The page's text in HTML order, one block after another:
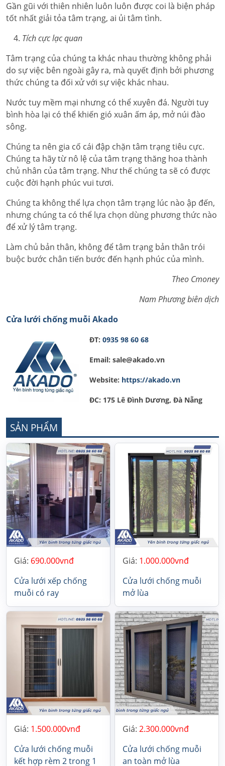
Gần gũi với thiên nhiên luôn luôn được coi là biện pháp
tốt nhất giải tỏa tâm trạng, ai ủi tâm tình.
Tích cực lạc quan
Tâm trạng của chúng ta khác nhau thường không phải
do sự việc bên ngoài gây ra, mà quyết định bởi phương
thức chúng ta đối xử với sự việc khác nhau.
Nước tuy mềm mại nhưng có thể xuyên đá. Người tuy
bình hòa lại có thể khiến gió xuân ấm áp, mở núi đào
sông.
Chúng ta nên gia cố cái đập chặn tâm trạng tiêu cực.
Chúng ta hãy từ nô lệ của tâm trạng thăng hoa thành
chủ nhân của tâm trạng. Như thế chúng ta sẽ có được
cuộc đời hạnh phúc vui tươi.
Chúng ta không thể lựa chọn tâm trạng lúc nào ập đến,
nhưng chúng ta có thể lựa chọn dùng phương thức nào
để xử lý tâm trạng.
Làm chủ bản thân, không để tâm trạng bản thân trói
buộc bước chân tiến bước đến hạnh phúc của mình.
Theo Cmoney
Nam Phương biên dịch
Cửa lưới chống muỗi Akado
ĐT: 0935 98 60 68
Email: sale@akado.vn
Website: https://akado.vn
ĐC: 175 Lê Đình Dương, Đà Nẵng
SẢN PHẨM
Giá: 690.000
Cửa lưới xếp chống
muỗi có ray
Giá: 1.000.000
Cửa lưới chống muỗi
mở lùa
Giá: 1.500.000
Cửa lưới chống muỗi
kết hợp rèm 2 trong 1
Giá: 2.300.000
Cửa lưới chống muỗi
an toàn mở lùa